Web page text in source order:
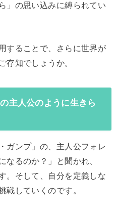
」の思い込みに縛られてい
することで、さらに世界が
存知でしょうか。
主人公のように生きら
ガンプ」の、主人公フォレ
なるのか？」と聞かれ、
。そして、自分を定義しな
戦していくのです。